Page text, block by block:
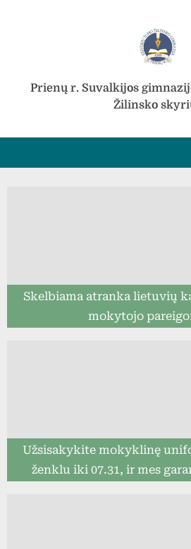
Prienų r. Suvalkijos
Žilinsko
Skelbiama atranka lietuvių
mokytojo
Užsisakykite mokyklinę
ženklu iki 07.31, ir mes